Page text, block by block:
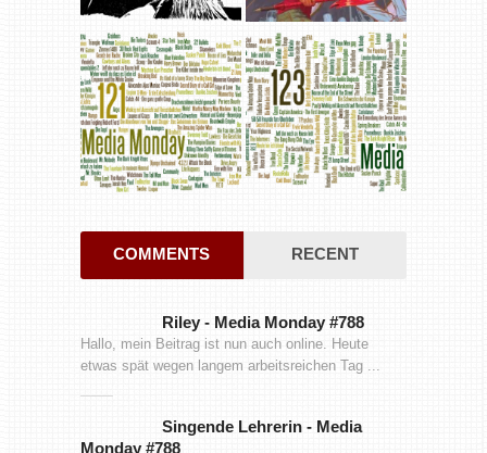
COMMENTS RECENT
Riley- Media Monday #788
Hallo, mein Beitrag ist nun auch online. Heute
etwas spät wegen langem arbeitsreichen Tag ...
Singende Lehrerin - Media
Monday #788